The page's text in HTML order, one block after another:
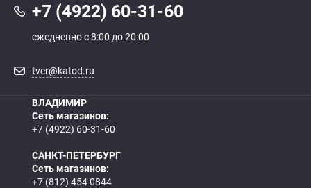
+7 (4922) 60-31-60
ежедневно с 8:00 до 20:00
tver@katod.ru
ВЛАДИМИР
Сеть магазинов:
+7 (4922) 60-31-60
САНКТ-ПЕТЕРБУРГ
Сеть магазинов:
+7 (812) 454 0844